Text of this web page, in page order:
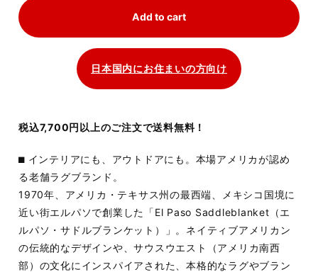
Add to cart
日本国内にお住まいの方向け
税込7,700円以上のご注文で送料無料！
⬛︎ インテリアにも、アウトドアにも。本場アメリカが認め
る老舗ラグブランド。
1970年、アメリカ・テキサス州の最西端、メキシコ国境に
近い街エルパソで創業した「El Paso Saddleblanket（エ
ルパソ・サドルブランケット）」。ネイティブアメリカン
の伝統的なデザインや、サウスウエスト（アメリカ南西
部）の文化にインスパイアされた、本格的なラグやブラン